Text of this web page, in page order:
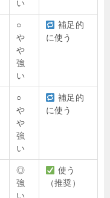
い
○
や
や
強
い
補足的
に使う
○
や
や
強
い
補足的
に使う
◎
強
い
使う
（推奨）